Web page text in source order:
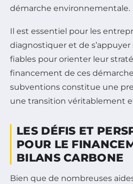
démarche environnementale.
Il est essentiel pour les
diagnostiquer et de s’appuyer
fiables pour orienter leur
financement de ces
subventions constitue une
une transition véritablement
LES DÉFIS ET
POUR LE
BILANS CARBONE
Bien que de nombreuses